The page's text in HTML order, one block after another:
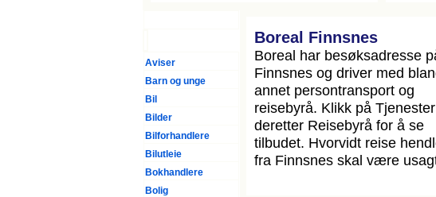
Aviser
Barn og unge
Bil
Bilder
Bilforhandlere
Bilutleie
Bokhandlere
Bolig
Boreal Finnsnes
Boreal har besøksadresse
Finnsnes og driver med
annet persontransport og
reisebyrå. Klikk på
deretter Reisebyrå for å se
tilbudet. Hvorvidt reise
fra Finnsnes skal være